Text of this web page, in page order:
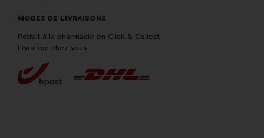
MODES DE LIVRAISONS
Retrait à la pharmacie en Click & Collect
Livraison chez vous